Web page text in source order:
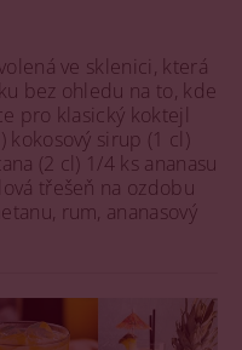
ve sklenici, která
bez ohledu na to, kde
pro klasický koktejl
kokosový sirup (1 cl)
(2 cl) 1/4 ks ananasu
třešeň na ozdobu
rum, ananasový